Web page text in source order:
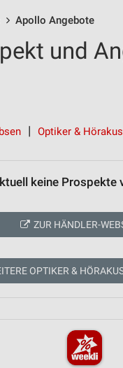
Apollo Angebote
und
Optiker &
keine Prospekte
ZUR HÄNDLER-
OPTIKER &